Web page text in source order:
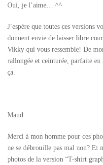
Oui, je l’aime… ^^
J’espère que toutes ces versions
donnent envie de laisser libre
Vikky qui vous ressemble! De
rallongée et ceinturée, parfaite
ça.
Maud
Merci à mon homme pour ces
ne se débrouille pas mal non? Et
photos de la version “T-shirt